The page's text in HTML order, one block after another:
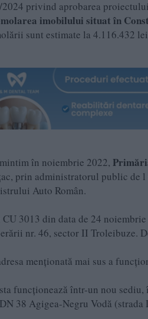
2024 privind aprobarea
imobilului situat în
sunt estimate la 4.116.432
în noiembrie 2022,
prin administratorul public de l
Auto Român.
CU 3013 din data de 24
nr. 46, sector II Troleibuze.
menționată mai sus a
funcționează într-un nou
38 Agigea-Negru Vodă (strada